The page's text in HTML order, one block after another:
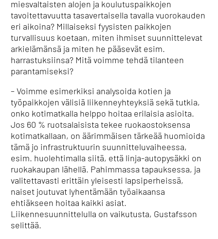
miesvaltaisten alojen ja koulutuspaikkojen
tavoitettavuutta tasavertaisella tavalla vuorokauden
eri aikoina? Millaiseksi fyysisten paikkojen
turvallisuus koetaan, miten ihmiset suunnittelevat
arkielämänsä ja miten he pääsevät esim.
harrastuksiinsa? Mitä voimme tehdä tilanteen
parantamiseksi?
– Voimme esimerkiksi analysoida kotien ja
työpaikkojen välisiä liikenneyhteyksiä sekä tutkia,
onko kotimatkalla helppo hoitaa erilaisia asioita.
Jos 60 % ruotsalaisista tekee ruokaostoksensa
kotimatkallaan, on äärimmäisen tärkeää huomioida
tämä jo infrastruktuurin suunnitteluvaiheessa,
esim. huolehtimalla siitä, että linja-autopysäkki on
ruokakaupan lähellä. Pahimmassa tapauksessa, ja
valitettavasti erittäin yleisesti lapsiperheissä,
naiset joutuvat lyhentämään työaikaansa
ehtiäkseen hoitaa kaikki asiat.
Liikennesuunnittelulla on vaikutusta, Gustafsson
selittää.